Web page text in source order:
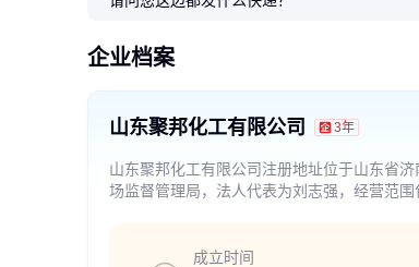
企业档案
山东聚邦化工有限公司 3年
山东聚邦化工有限公司注册地址位于山东省
场监督管理局，法人代表为刘志强，经营范
新材料技术研发；技术服务、技术开发、技
成立时间